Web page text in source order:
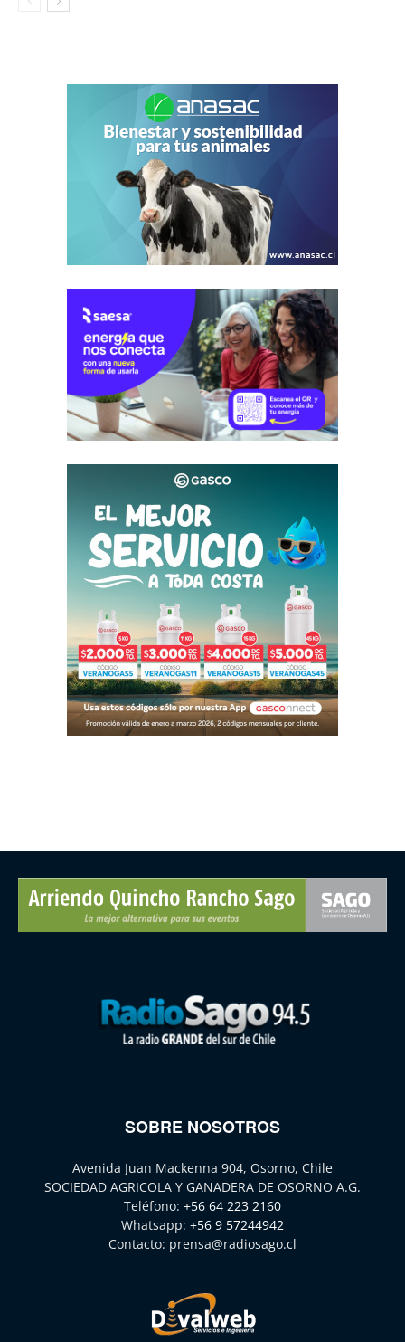
SOBRE NOSOTROS
Avenida Juan Mackenna 904, Osorno, Chile
SOCIEDAD AGRICOLA Y GANADERA DE OSORNO A.G.
Teléfono: +56 64 223 2160
Whatsapp: +56 9 57244942
Contacto: prensa@radiosago.cl